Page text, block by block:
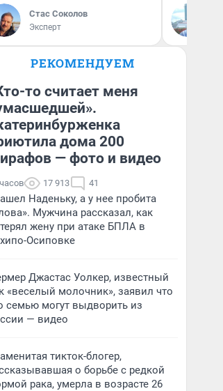
Стас Соколов
Эксперт
РЕКОМЕНДУЕМ
то считает меня
дома 200
— фото и видео
17 913 41
Наденьку, а у нее пробита
Мужчина рассказал, как
жену при атаке БПЛА в
Осиповке
Джастас Уолкер, известный
«веселый молочник», заявил что
семью могут выдворить из
— видео
тикток-блогер,
о борьбе с редкой
рака, умерла в возрасте 26